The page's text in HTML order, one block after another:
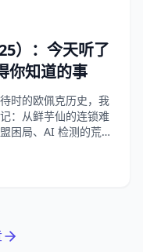
）：今天听了
你知道的事
时的欧佩克历史，我
：从鲜芋仙的连锁难
困局、AI 检测的荒